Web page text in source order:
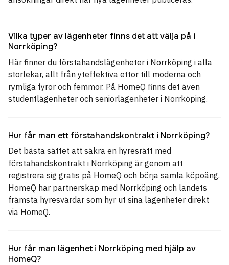
Vilka typer av lägenheter finns det att välja på i
Norrköping?
Här finner du förstahandslägenheter i Norrköping i alla
storlekar, allt från yteffektiva ettor till moderna och
rymliga fyror och femmor. På HomeQ finns det även
studentlägenheter och seniorlägenheter i Norrköping.
Hur får man ett förstahandskontrakt i Norrköping?
Det bästa sättet att säkra en hyresrätt med
förstahandskontrakt i Norrköping är genom att
registrera sig gratis på HomeQ och börja samla köpoäng.
HomeQ har partnerskap med Norrköping och landets
främsta hyresvärdar som hyr ut sina lägenheter direkt
via HomeQ.
Hur får man lägenhet i Norrköping med hjälp av
HomeQ?